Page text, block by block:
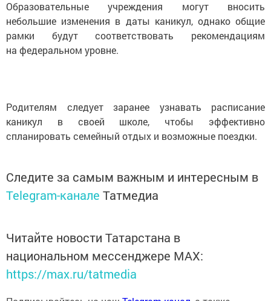
Образовательные учреждения могут вносить
небольшие изменения в даты каникул, однако общие
рамки будут соответствовать рекомендациям
на федеральном уровне.
Родителям следует заранее узнавать расписание
каникул в своей школе, чтобы эффективно
спланировать семейный отдых и возможные поездки.
Следите за самым важным и интересным в
Telegram-канале Татмедиа
Читайте новости Татарстана в
национальном мессенджере MАХ:
https://max.ru/tatmedia